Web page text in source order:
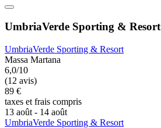
UmbriaVerde Sporting & Resort
UmbriaVerde Sporting & Resort
Massa Martana
6,0/10
(12 avis)
89 €
taxes et frais compris
13 août - 14 août
UmbriaVerde Sporting & Resort